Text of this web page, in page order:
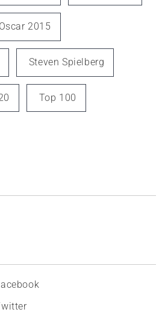
Oscar 2015
Steven Spielberg
Top 100